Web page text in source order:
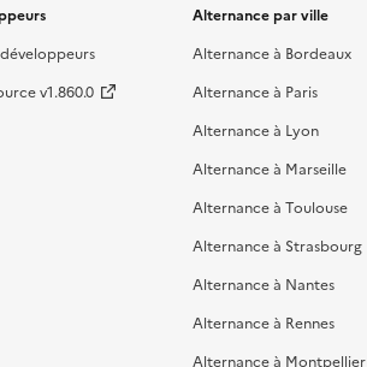
v1.860.0
Alternance par ville
Alternance à Bordeaux
Alternance à Paris
Alternance à Lyon
Alternance à Marseille
Alternance à Toulouse
Alternance à Strasbourg
Alternance à Nantes
Alternance à Rennes
Alternance à Montpellier